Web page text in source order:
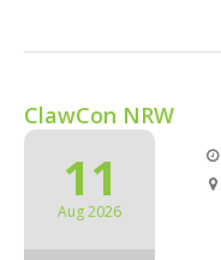
ClawCon NRW
11
Aug 2026